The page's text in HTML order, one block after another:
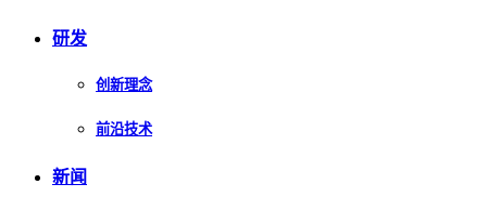
研发
创新理念
前沿技术
新闻